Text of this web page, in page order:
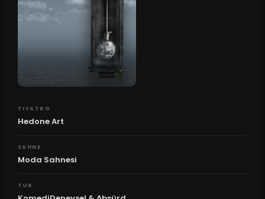
TIYATRO
Hedone Art
SAHNE
Moda Sahnesi
TUR